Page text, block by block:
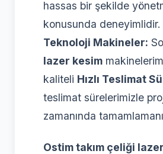
hassas bir şekilde
konusunda deneyimlidir.
Teknoloji Makineler:
lazer kesim
kaliteli Hızlı Teslimat
teslimat sürelerimizle
zamanında
Ostim takım çeliği